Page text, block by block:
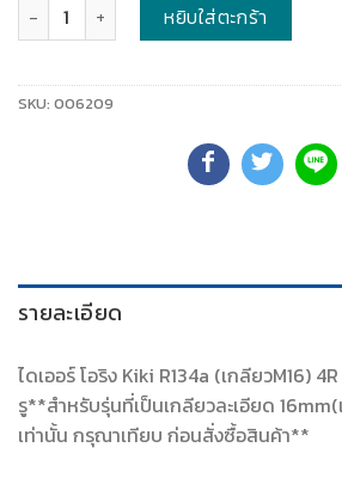
หยิบใส่ตะกร้า
SKU: 006209
รายละเอียด
ไดเออร์ โอริง Kiki R134a (เกลียวM16)
รู**สำหรับรุ่นที่เป็นเกลียวละเอียด
เท่านั้น กรุณาเทียบ ก่อนสั่งซื้อสินค้า**